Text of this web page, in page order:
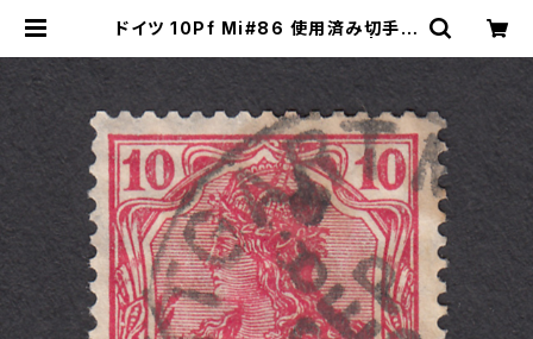
ドイツ 10Pf Mi#86 使用済み切手｜
グスタンプのネットショップ | Young
Stamp